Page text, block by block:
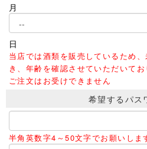
月
日
当店では酒類を販売しているため
き、年齢を確認させていただいて
ご注文はお受けできません
希望するパス
半角英数字4～50文字でお願いしま